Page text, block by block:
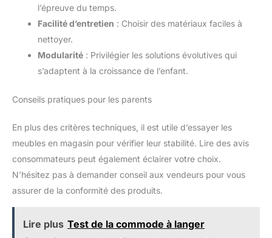
l’épreuve du temps.
Facilité d’entretien : Choisir des matériaux faciles à
nettoyer.
Modularité : Privilégier les solutions évolutives qui
s’adaptent à la croissance de l’enfant.
Conseils pratiques pour les parents
En plus des critères techniques, il est utile d’essayer les
meubles en magasin pour vérifier leur stabilité. Lire des avis
consommateurs peut également éclairer votre choix.
N’hésitez pas à demander conseil aux vendeurs pour vous
assurer de la conformité des produits.
Lire plus Test de la commode à langer